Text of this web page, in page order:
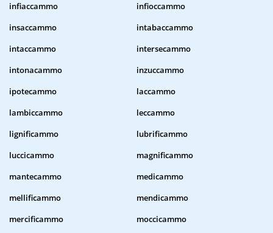
infiaccammo
infioccammo
insaccammo
intabaccammo
intaccammo
intersecammo
intonacammo
inzuccammo
ipotecammo
laccammo
lambiccammo
leccammo
lignificammo
lubrificammo
luccicammo
magnificammo
mantecammo
medicammo
mellificammo
mendicammo
mercificammo
moccicammo